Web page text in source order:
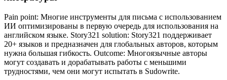
Pain point: Многие инструменты для письма с использованием
ИИ оптимизированы в первую очередь для использования на
английском языке. Story321 solution: Story321 поддерживает
20+ языков и предназначен для глобальных авторов, которым
нужна большая гибкость. Outcome: Многоязычные авторы
могут создавать и дорабатывать работы с меньшими
трудностями, чем они могут испытать в Sudowrite.